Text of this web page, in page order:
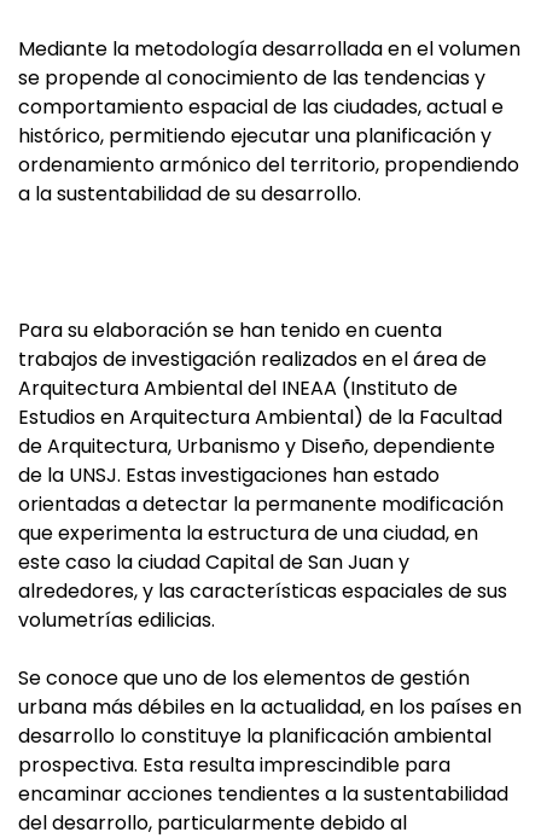
Mediante la metodología desarrollada en el volumen
se propende al conocimiento de las tendencias y
comportamiento espacial de las ciudades, actual e
histórico, permitiendo ejecutar una planificación y
ordenamiento armónico del territorio, propendiendo
a la sustentabilidad de su desarrollo.
Para su elaboración se han tenido en cuenta
trabajos de investigación realizados en el área de
Arquitectura Ambiental del INEAA (Instituto de
Estudios en Arquitectura Ambiental) de la Facultad
de Arquitectura, Urbanismo y Diseño, dependiente
de la UNSJ. Estas investigaciones han estado
orientadas a detectar la permanente modificación
que experimenta la estructura de una ciudad, en
este caso la ciudad Capital de San Juan y
alrededores, y las características espaciales de sus
volumetrías edilicias.
Se conoce que uno de los elementos de gestión
urbana más débiles en la actualidad, en los países en
desarrollo lo constituye la planificación ambiental
prospectiva. Esta resulta imprescindible para
encaminar acciones tendientes a la sustentabilidad
del desarrollo, particularmente debido al